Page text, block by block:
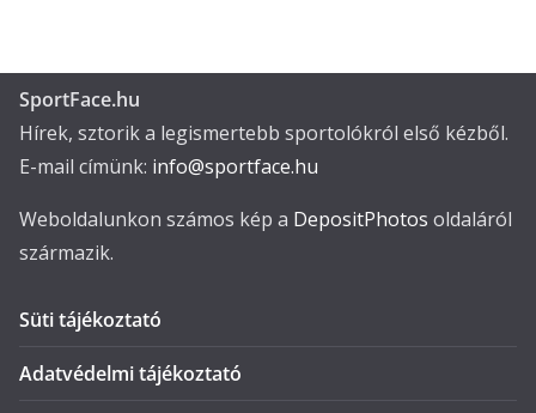
SportFace.hu
Hírek, sztorik a legismertebb sportolókról első kézből.
E-mail címünk: info@sportface.hu
Weboldalunkon számos kép a DepositPhotos oldaláról
származik.
Süti tájékoztató
Adatvédelmi tájékoztató